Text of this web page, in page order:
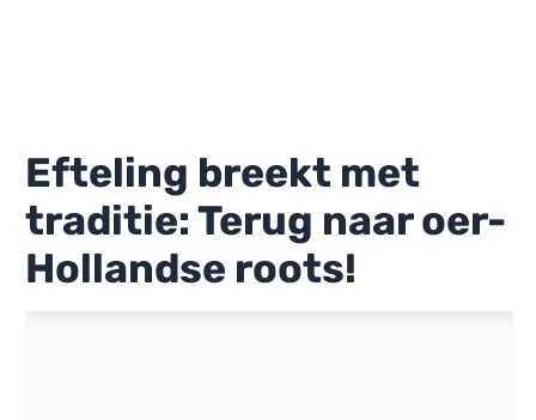
Efteling breekt met
traditie: Terug naar oer-
Hollandse roots!